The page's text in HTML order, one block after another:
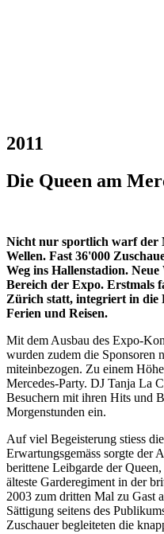
2011
Die Queen am
Nicht nur sportlich warf der
Wellen. Fast 36'000
Weg ins Hallenstadion.
Bereich der Expo. Erstmals
Zürich statt, integriert in die
Ferien und Reisen.
Mit dem Ausbau des Expo-
wurden zudem die Sponsoren
miteinbezogen. Zu einem
Mercedes-Party. DJ Tanja La
Besuchern mit ihren Hits und
Morgenstunden ein.
Auf viel Begeisterung stiess
Erwartungsgemäss sorgte der
berittene Leibgarde der
älteste Garderegiment in der
2003 zum dritten Mal zu Gast
Sättigung seitens des
Zuschauer begleiteten die